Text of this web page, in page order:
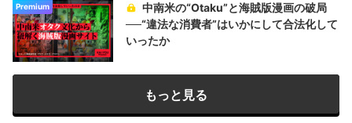
Premium
中南米の“Otaku”と海賊版漫画の破局
──“違法な消費者”はいかにして合法化して
いったか
もっと見る